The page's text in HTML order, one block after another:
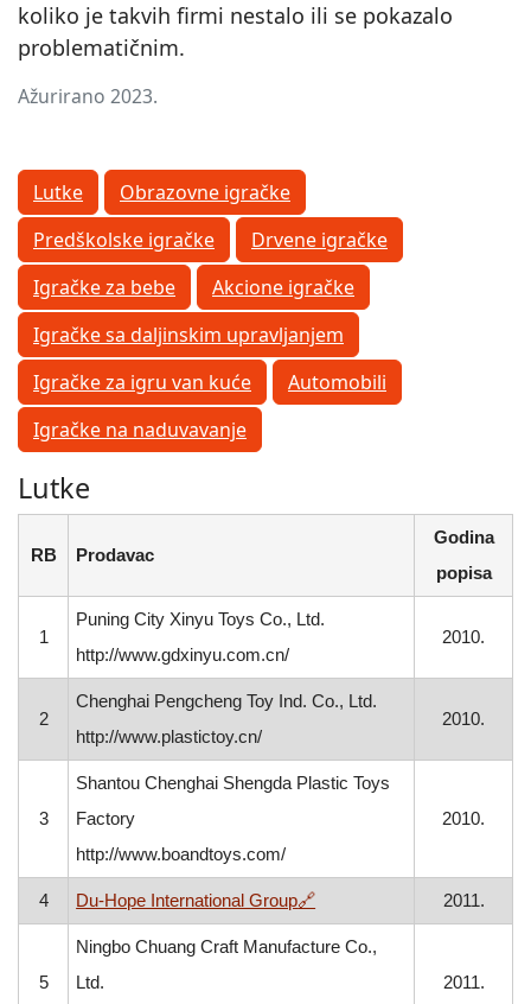
koliko je takvih firmi nestalo ili se pokazalo
problematičnim.
Ažurirano 2023.
Lutke
Obrazovne igračke
Predškolske igračke
Drvene igračke
Igračke za bebe
Akcione igračke
Igračke sa daljinskim upravljanjem
Igračke za igru van kuće
Automobili
Igračke na naduvavanje
Lutke
RB Prodavac
Godina
popisa
1
Puning City Xinyu Toys Co., Ltd.
http://www.gdxinyu.com.cn/
2010.
2
Chenghai Pengcheng Toy Ind. Co., Ltd.
http://www.plastictoy.cn/
2010.
3
Shantou Chenghai Shengda Plastic Toys
Factory
http://www.boandtoys.com/
2010.
4 Du-Hope International Group🔗, otvara se u novom
2011.
5
Ningbo Chuang Craft Manufacture Co.,
Ltd.
2011.